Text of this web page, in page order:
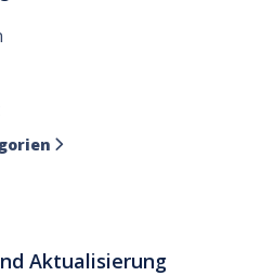

Aktualisierung